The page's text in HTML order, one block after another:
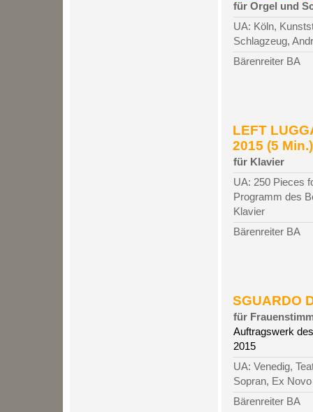
für Orgel und
UA: Köln,
Schlagzeug,
Bärenreiter BA
LEFT
2015 (5 Min.)
für Klavier
UA: 250 Pieces
Programm des
Klavier
Bärenreiter BA
SGUARDO
für
Auftragswerk
2015
UA: Venedig,
Sopran, Ex
Bärenreiter BA